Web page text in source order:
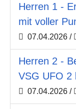
Herren 1 -
mit voller
07.04.2026 /
Herren 2 -
VSG UFO 2
07.04.2026 /